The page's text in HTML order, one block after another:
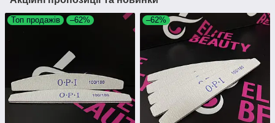
Топ продажів –62% –62%